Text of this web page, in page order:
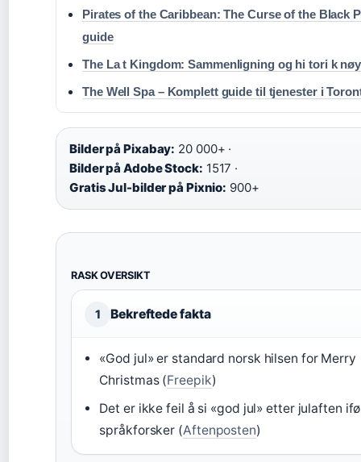
Pirates of the Caribbean: The Curse of the Black
guide
The La t Kingdom: Sammenligning og hi tori k
The Well Spa – Komplett guide til tjenester i
Bilder på Pixabay: 20 000+ ·
Bilder på Adobe Stock: 1517 ·
Gratis Jul-bilder på Pixnio: 900+
RASK OVERSIKT
1 Bekreftede fakta
«God jul» er standard norsk hilsen for Merry
Christmas (Freepik)
Det er ikke feil å si «god jul» etter julaften
språkforsker (Aftenposten)